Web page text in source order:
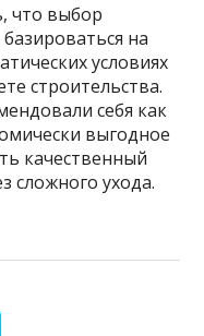
что выбор
на
условиях
строительства.
себя как
выгодное
качественный
сложного ухода.